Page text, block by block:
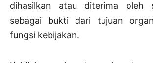
dihasilkan atau diterima oleh
sebagai bukti dari tujuan
fungsi kebijakan.